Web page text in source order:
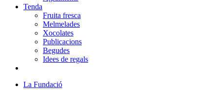
Tenda
Fruita fresca
Melmelades
Xocolates
Publicacions
Begudes
Idees de regals
La Fundació